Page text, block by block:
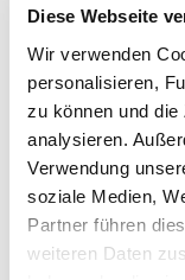
Diese Webseite
Wir verwenden
personalisieren,
zu können und
analysieren.
Verwendung
soziale Medien,
Partner führen
weiteren Daten
Freitag,
Uhr